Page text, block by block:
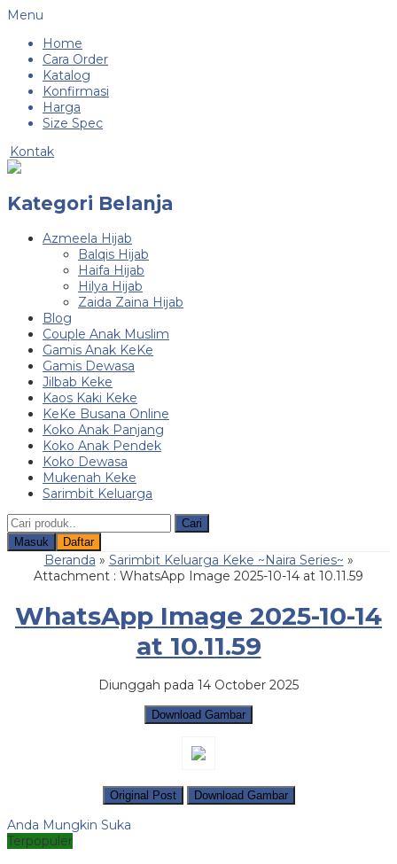
Menu
Home
Cara Order
Katalog
Konfirmasi
Harga
Size Spec
Kontak
Kategori Belanja
Azmeela Hijab
Balqis Hijab
Haifa Hijab
Hilya Hijab
Zaida Zaina Hijab
Blog
Couple Anak Muslim
Gamis Anak KeKe
Gamis Dewasa
Jilbab Keke
Kaos Kaki Keke
KeKe Busana Online
Koko Anak Panjang
Koko Anak Pendek
Koko Dewasa
Mukenah Keke
Sarimbit Keluarga
Cari
Masuk
Daftar
Beranda » Sarimbit Keluarga Keke ~Naira Series~ »
Attachment : WhatsApp Image 2025-10-14 at 10.11.59
WhatsApp Image 2025-10-14
at 10.11.59
Diunggah pada 14 October 2025
Download Gambar
Original Post Download Gambar
Anda Mungkin Suka
Terpopuler